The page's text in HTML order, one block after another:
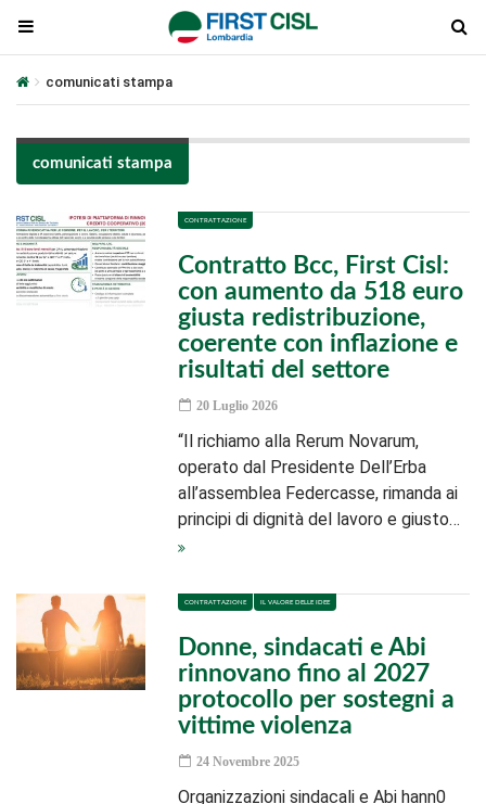
comunicati stampa
comunicati stampa
CONTRATTAZIONE
Contratto Bcc, First Cisl:
con aumento da 518 euro
giusta redistribuzione,
coerente con inflazione e
risultati del settore
20 Luglio 2026
“Il richiamo alla Rerum Novarum,
operato dal Presidente Dell’Erba
all’assemblea Federcasse, rimanda ai
principi di dignità del lavoro e giusto…
CONTRATTAZIONE IL VALORE DELLE IDEE
Donne, sindacati e Abi
rinnovano fino al 2027
protocollo per sostegni a
vittime violenza
24 Novembre 2025
Organizzazioni sindacali e Abi hann0